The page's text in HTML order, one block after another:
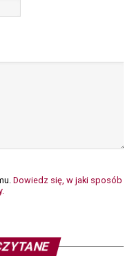
Dowiedz się, w jaki sposób